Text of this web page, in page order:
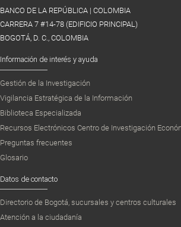
BANCO DE LA REPÚBLICA | COLOMBIA
CARRERA 7 #14-78 (EDIFICIO PRINCIPAL)
BOGOTÁ, D. C., COLOMBIA
Información de interés y ayuda
Gestión de la Investigación
Vigilancia Estratégica de la Información
Biblioteca Especializada
Recursos Electrónicos Centro de Investigación
Preguntas frecuentes
Glosario
Datos de contacto
Directorio de Bogotá, sucursales y centros culturales
Atención a la ciudadanía